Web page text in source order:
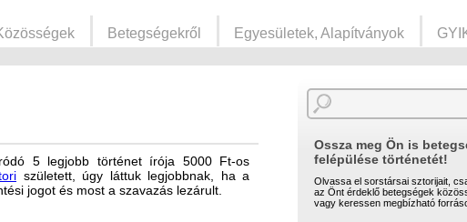
Betegségekről Egyesületek, Alapítványok
5 legjobb történet írója 5000 Ft-os
született, úgy láttuk legjobbnak, ha a
jogot és most a szavazás lezárult.
Ossza meg Ön is
felépülése történetét!
Olvassa el sorstársai sztorijait,
az Önt érdeklő betegségek
vagy keressen megbízható